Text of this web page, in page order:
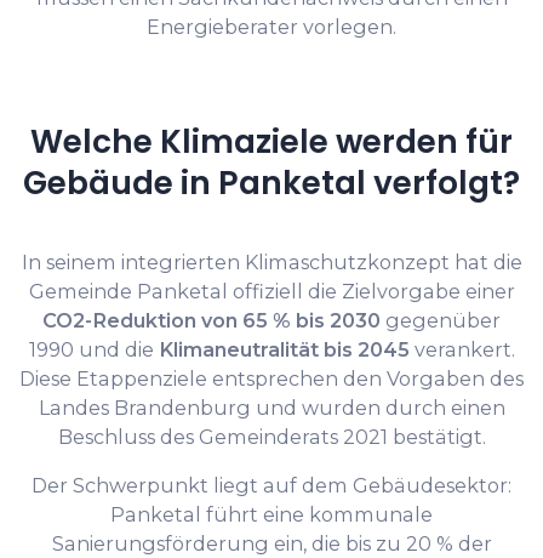
Energieberater vorlegen.
Welche Klimaziele werden für
Gebäude in Panketal verfolgt?
In seinem integrierten Klimaschutzkonzept hat die
Gemeinde Panketal offiziell die Zielvorgabe einer
CO2-Reduktion von 65 % bis 2030 gegenüber
1990 und die Klimaneutralität bis 2045 verankert.
Diese Etappenziele entsprechen den Vorgaben des
Landes Brandenburg und wurden durch einen
Beschluss des Gemeinderats 2021 bestätigt.
Der Schwerpunkt liegt auf dem Gebäudesektor:
Panketal führt eine kommunale
Sanierungsförderung ein, die bis zu 20 % der